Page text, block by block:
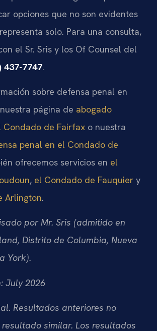
opciones que no son evidentes
solo. Para una consulta,
el Sr. Sris y los Of Counsel del
437-7747.
sobre defensa penal en
página de abogado
Condado de Fairfax o nuestra
penal en el Condado de
ofrecemos servicios en el
, el Condado de Fauquier y
Arlington.
por Mr. Sris (admitido en
Distrito de Columbia, Nueva
York).
July 2026
Resultados anteriores no
similar. Los resultados